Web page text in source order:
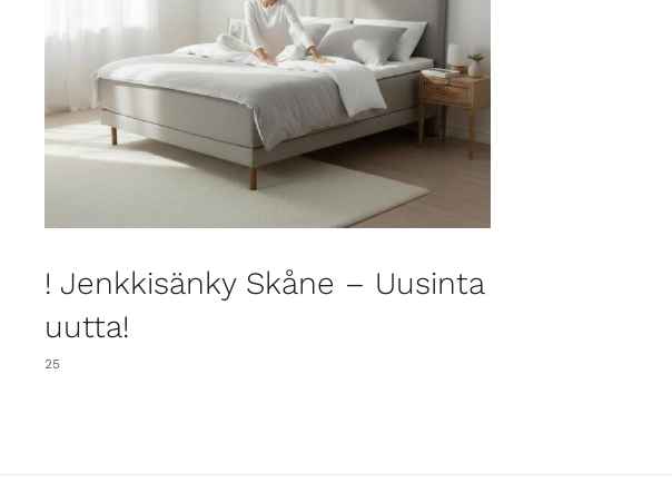
! Jenkkisänky Skåne – Uusinta
uutta!
25